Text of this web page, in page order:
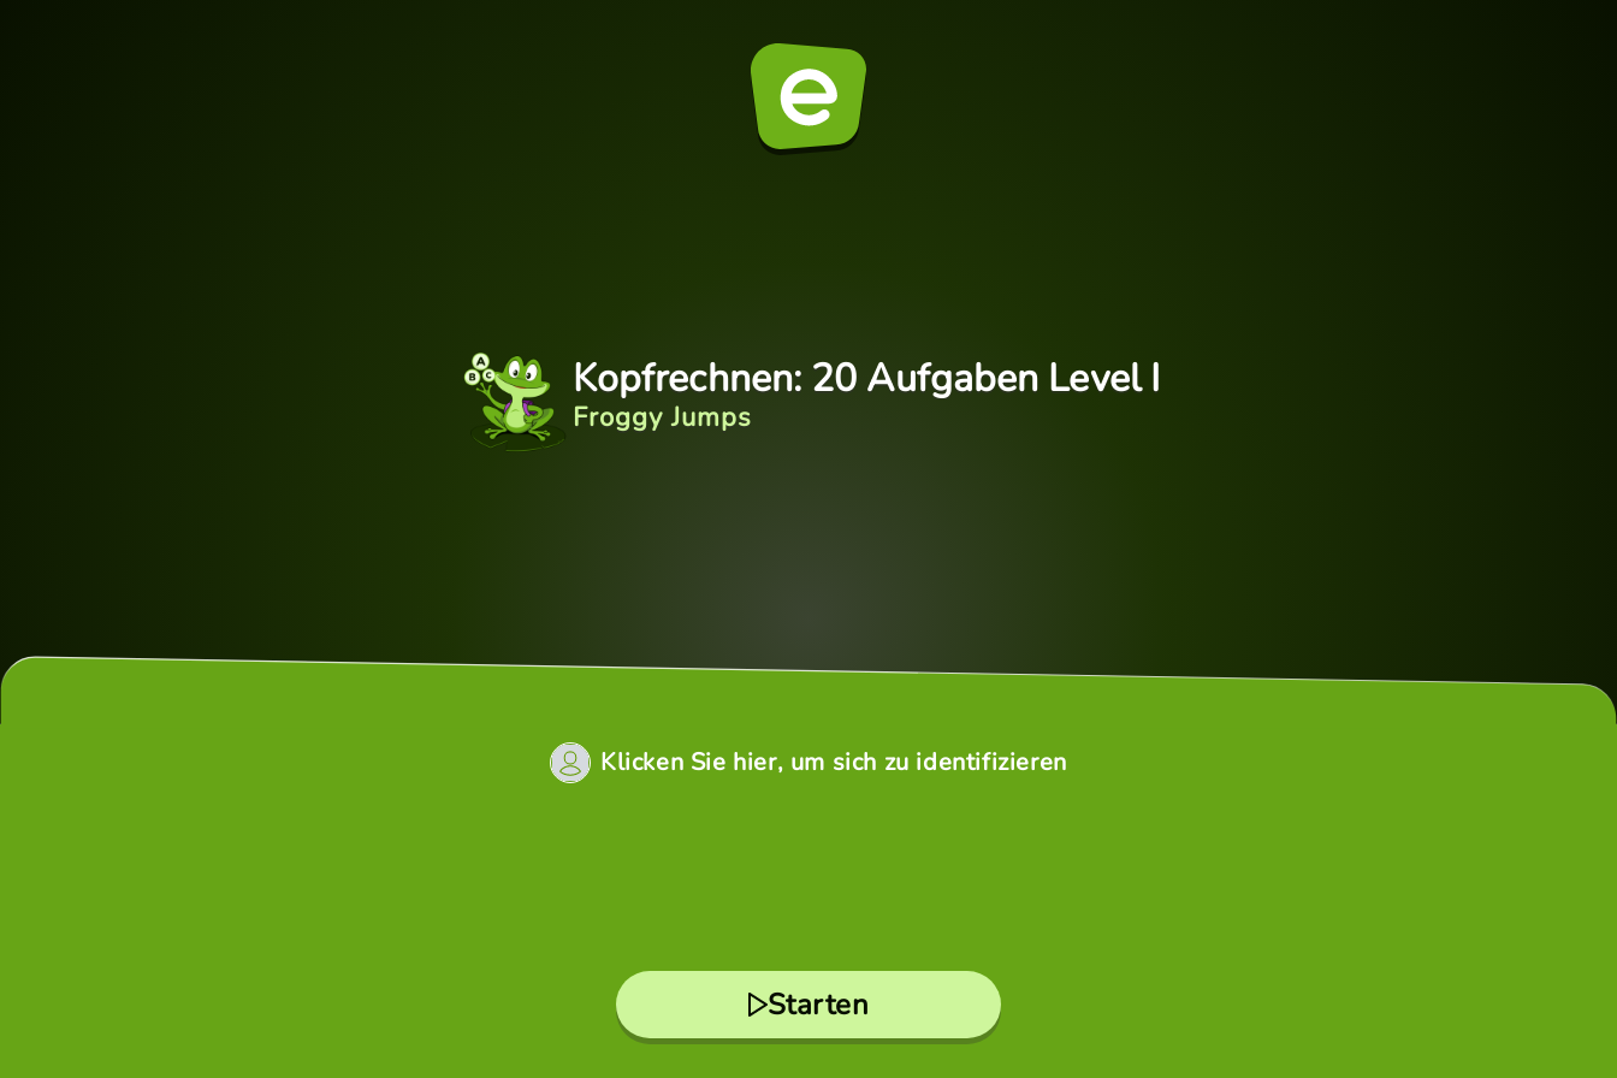
Kopfrechnen: 20 Aufgaben Level I
Froggy Jumps
Klicken Sie hier, um sich zu identifizieren
Starten